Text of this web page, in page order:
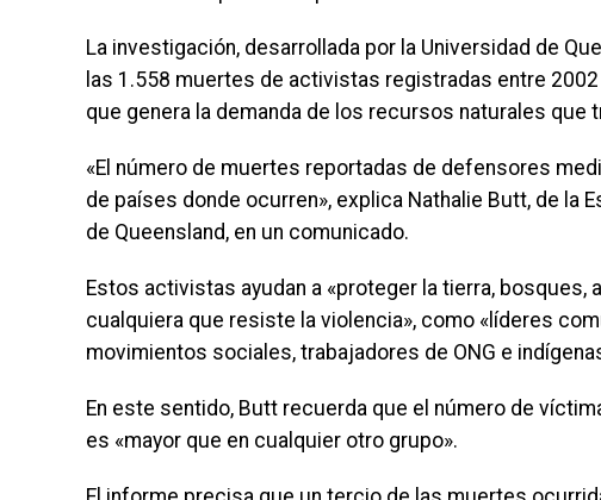
La investigación, desarrollada por la Universidad de
las 1.558 muertes de activistas registradas entre
que genera la demanda de los recursos naturales que
«El número de muertes reportadas de defensores
de países donde ocurren», explica Nathalie Butt, de la
de Queensland, en un comunicado.
Estos activistas ayudan a «proteger la tierra,
cualquiera que resiste la violencia», como «líderes
movimientos sociales, trabajadores de ONG e
En este sentido, Butt recuerda que el número de
es «mayor que en cualquier otro grupo».